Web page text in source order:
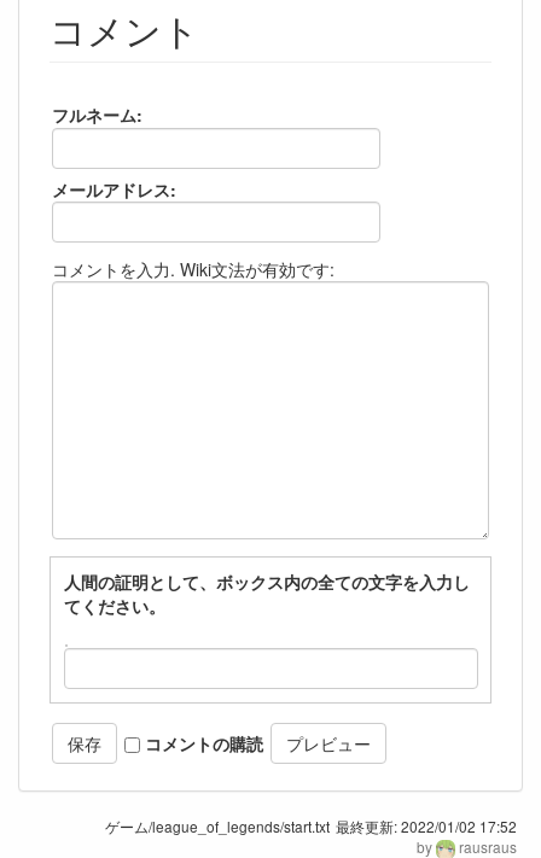
コメント
フルネーム:
メールアドレス:
コメントを入力. Wiki文法が有効です:
人間の証明として、ボックス内の全ての文字を入力し
てください。
コメントの購読
ゲーム/league_of_legends/start.txt 最終更新:2022/01/02 17:52
by
rausraus